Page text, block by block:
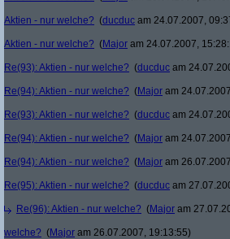
Aktien - nur welche? (ducduc am 24.07.2007,
Aktien - nur welche? (Major am 24.07.2007,
Re(93): Aktien - nur welche? (ducduc am
Re(94): Aktien - nur welche? (Major am
Re(93): Aktien - nur welche? (ducduc am
Re(94): Aktien - nur welche? (Major am
Re(94): Aktien - nur welche? (Major am
Re(95): Aktien - nur welche? (ducduc am
Re(96): Aktien - nur welche? (Major am
welche? (Major am 26.07.2007, 19:13:55)